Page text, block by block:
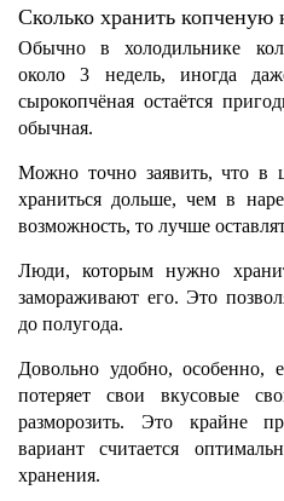
Сколько хранить копченую
Обычно в холодильнике
около 3 недель, иногда
сырокопчёная остаётся
обычная.
Можно точно заявить, что в
храниться дольше, чем в
возможность, то лучше
Люди, которым нужно
замораживают его. Это
до полугода.
Довольно удобно, особенно,
потеряет свои вкусовые
разморозить. Это крайне
вариант считается
хранения.